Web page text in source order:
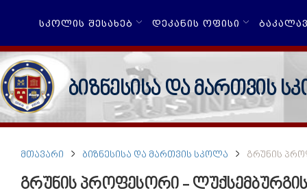
ᲡᲙᲝᲚᲘᲡ ᲨᲔᲡᲐᲮᲔᲑ ᲓᲔᲙᲐᲜᲘᲡ ᲝᲤᲘᲡᲘ
ბიზნესისა და მართვის
ᲛᲗᲐᲕᲐᲠᲘ ᲑᲘᲖᲜᲔᲡᲘᲡᲐ ᲓᲐ ᲛᲐᲠᲗᲕᲘᲡ ᲡᲙᲝᲚᲐ ᲒᲠᲣᲜᲘᲡ
გრუნის პროფესორი -